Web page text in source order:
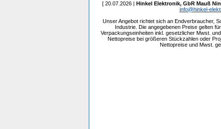
[ 20.07.2026 | Hinkel Elektronik, GbR Mauß
info@hinkel-
Unser Angebot richtet sich an Endverbraucher,
Industrie. Die angegebenen Preise gelten
Verpackungseinheiten inkl. gesetzlicher Mwst.
Nettopreise bei größeren Stückzahlen oder
Nettopreise und Mwst.